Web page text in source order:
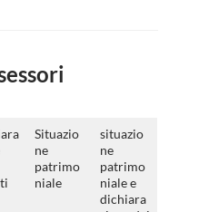
Situazio
ne
patrimo
niale
situazio
ne
patrimo
niale e
dichiara